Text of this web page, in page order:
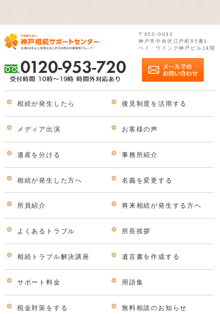
〒650-0033
神戸市中央区江戸町85番1
ベイ・ウイング神戸ビル14階
相続が発生したら 後見制度を活用する
メディア出演 お客様の声
遺産を分ける 事務所紹介
相続が発生した方へ 名義を変更する
所員紹介 将来相続が発生する方へ
よくあるトラブル 所長挨拶
相続トラブル解決講座 遺言書を作成する
サポート料金 用語集
税金対策をする 無料相談のお知らせ